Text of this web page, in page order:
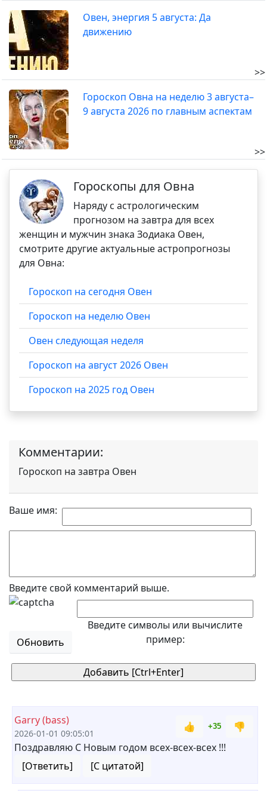
Овен, энергия 5 августа: Да
движению
>>
Гороскоп Овна на неделю 3 августа–
9 августа 2026 по главным аспектам
>>
Гороскопы для Овна
Наряду с астрологическим
прогнозом на завтра для всех
женщин и мужчин знака Зодиака Овен,
смотрите другие актуальные астропрогнозы
для Овна:
Гороскоп на сегодня Овен
Гороскоп на неделю Овен
Овен следующая неделя
Гороскоп на август 2026 Овен
Гороскоп на 2025 год Овен
Комментарии:
Гороскоп на завтра Овен
Ваше имя:
Введите свой комментарий выше.
Обновить
Введите символы или вычислите
пример:
Garry (bass)
2026-01-01 09:05:01
👍 +35
👎
Поздравляю С Новым годом всех-всех-всех !!!
[Ответить]
[С цитатой]